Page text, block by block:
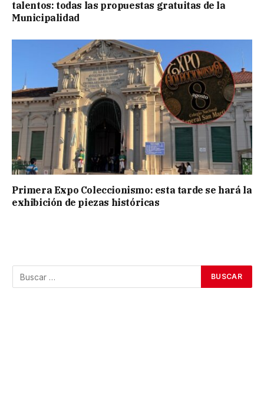
talentos: todas las propuestas gratuitas de la
Municipalidad
Primera Expo Coleccionismo: esta tarde se hará la
exhibición de piezas históricas